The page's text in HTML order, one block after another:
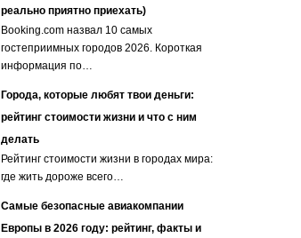
реально приятно приехать)
Booking.com назвал 10 самых
гостеприимных городов 2026. Короткая
информация по…
Города, которые любят твои деньги:
рейтинг стоимости жизни и что с ним
делать
Рейтинг стоимости жизни в городах мира:
где жить дороже всего…
Самые безопасные авиакомпании
Европы в 2026 году: рейтинг, факты и